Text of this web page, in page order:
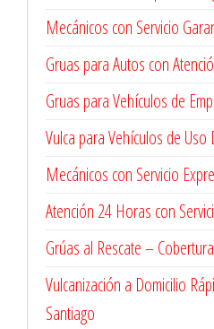
Mecánicos con Servicio
Gruas para Autos con
Gruas para Vehículos de
Vulca para Vehículos de Uso
Mecánicos con Servicio
Atención 24 Horas con
Grúas al Rescate –
Vulcanización a Domicilio
Santiago